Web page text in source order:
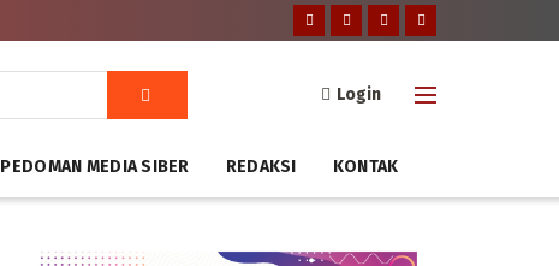
Login
PEDOMAN MEDIA SIBER REDAKSI KONTAK